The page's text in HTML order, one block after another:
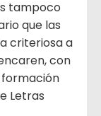
tampoco
que las
criteriosa a
con
Letras